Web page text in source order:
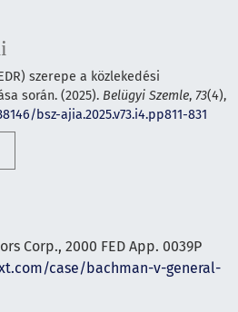
szerepe a közlekedési
során. (2025). Belügyi Szemle, 73(4),
bsz-ajia.2025.v73.i4.pp811-831
Corp., 2000 FED App. 0039P
case/bachman-v-general-